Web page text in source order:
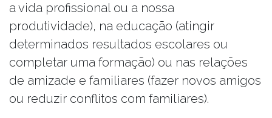
a vida profissional ou a nossa
produtividade), na educação (atingir
determinados resultados escolares ou
completar uma formação) ou nas relações
de amizade e familiares (fazer novos amigos
ou reduzir conflitos com familiares).